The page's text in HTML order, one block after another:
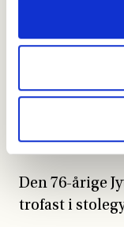
"Hvis man vil
sig i gang og
mennesker.
ler højt.
Den 76-årige
trofast i